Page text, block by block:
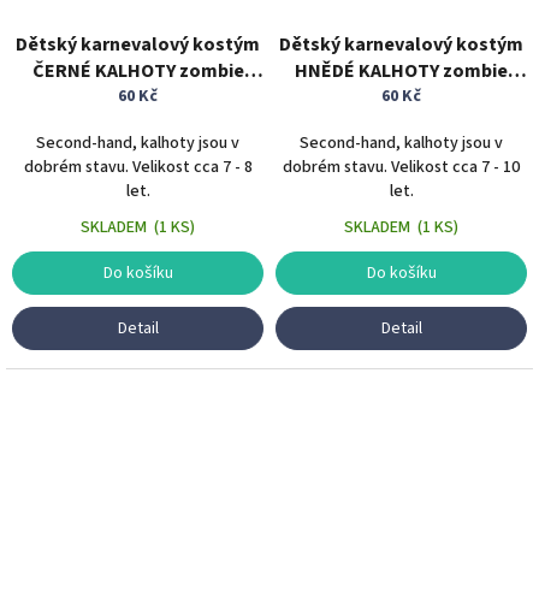
Dětský karnevalový kostým
ČERNÉ KALHOTY zombie
tříčtvrteční 7 - 8 let
60 Kč
Second-hand, kalhoty jsou v
dobrém stavu. Velikost cca 7 - 8
let.
SKLADEM (1 KS)
Do košíku
Detail
Dětský karnevalový kostým
HNĚDÉ KALHOTY zombie
tříčtvrteční 7 - 10 let
60 Kč
Second-hand, kalhoty jsou v
dobrém stavu. Velikost cca 7 - 10
let.
SKLADEM (1 KS)
Do košíku
Detail